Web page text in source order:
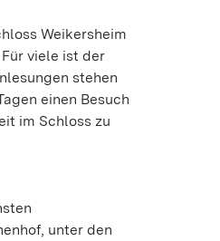
Weikersheim
viele ist der
stehen
einen Besuch
im Schloss zu
unter den